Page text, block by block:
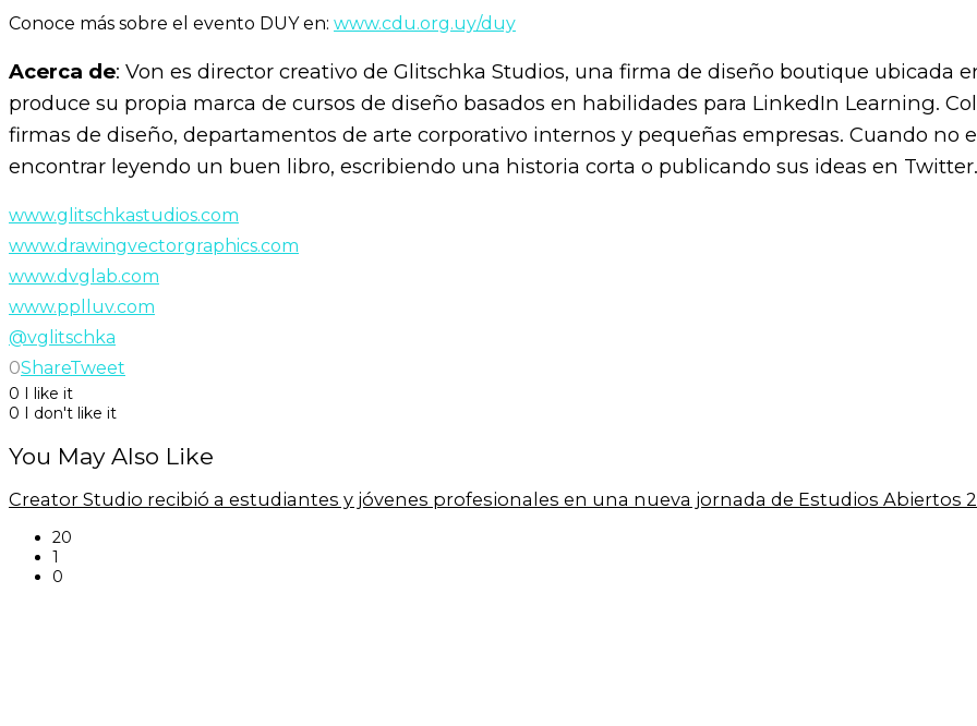
Conoce más sobre el evento DUY en: www.cdu.org.uy/duy
Acerca de: Von es director creativo de Glitschka Studios, una firma de diseño boutique ubicada
produce su propia marca de cursos de diseño basados en habilidades para LinkedIn Learning.
firmas de diseño, departamentos de arte corporativo internos y pequeñas empresas. Cuando no
encontrar leyendo un buen libro, escribiendo una historia corta o publicando sus ideas en Twitter.
www.glitschkastudios.com
www.drawingvectorgraphics.com
www.dvglab.com
www.pplluv.com
@vglitschka
0ShareTweet
0 I like it
0 I don't like it
You May Also Like
Creator Studio recibió a estudiantes y jóvenes profesionales en una nueva jornada de Estudios Abiertos
20
1
0